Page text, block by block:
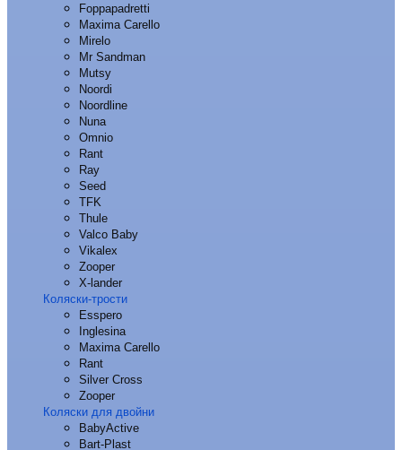
Foppapadretti
Maxima Carello
Mirelo
Mr Sandman
Mutsy
Noordi
Noordline
Nuna
Omnio
Rant
Ray
Seed
TFK
Thule
Valco Baby
Vikalex
Zooper
X-lander
Коляски-трости
Esspero
Inglesina
Maxima Carello
Rant
Silver Cross
Zooper
Коляски для двойни
BabyActive
Bart-Plast